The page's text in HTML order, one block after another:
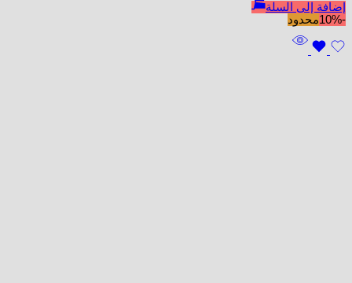
إضافة إلى السلة
-10%
محدود